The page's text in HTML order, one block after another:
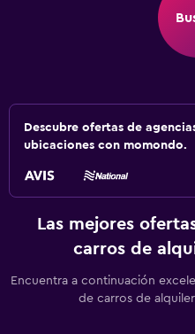
Descubre ofertas de
ubicaciones con momondo.
Las mejores
carros de
Encuentra a continuación
de carros de